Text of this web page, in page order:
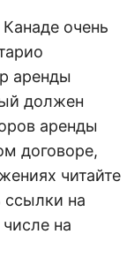
очень
аренды
должен
аренды
договоре,
читайте
ссылки на
на